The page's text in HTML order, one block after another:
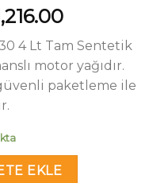
Şu
andaki
fiyat:
₺1,216.00.
4 Lt Tam Sentetik
motor yağıdır.
paketleme ile
5W30 4 Lt Tam
EKLE